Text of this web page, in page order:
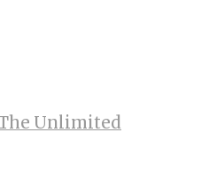
Unlimited